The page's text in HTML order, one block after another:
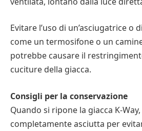
Evitare l’uso di un’asciugatrice o
come un termosifone o un
potrebbe causare il
cuciture della giacca.
Consigli per la conservazione
Quando si ripone la giacca K-
completamente asciutta per